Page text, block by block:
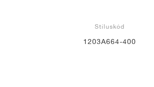
Stíluskód
1203A664-400